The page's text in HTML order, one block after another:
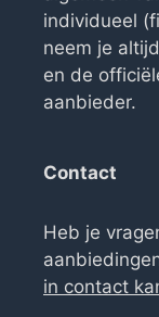
individueel
neem je
en de
aanbieder.
Contact
Heb je
in contact